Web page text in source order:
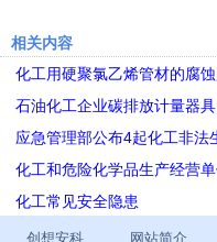
相关内容
化工用硬聚氯乙烯管材的腐
石油化工企业碳排放计量器
应急管理部公布4起化工非法
化工和危险化学品生产经营
化工常见安全隐患
创想安科 网站简介